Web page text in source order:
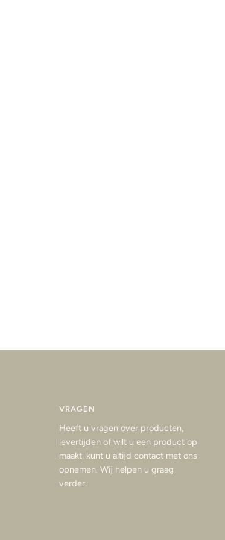
VRAGEN
Heeft u vragen over producten,
levertijden of wilt u een product op
maakt, kunt u altijd contact met ons
opnemen. Wij helpen u graag
verder.